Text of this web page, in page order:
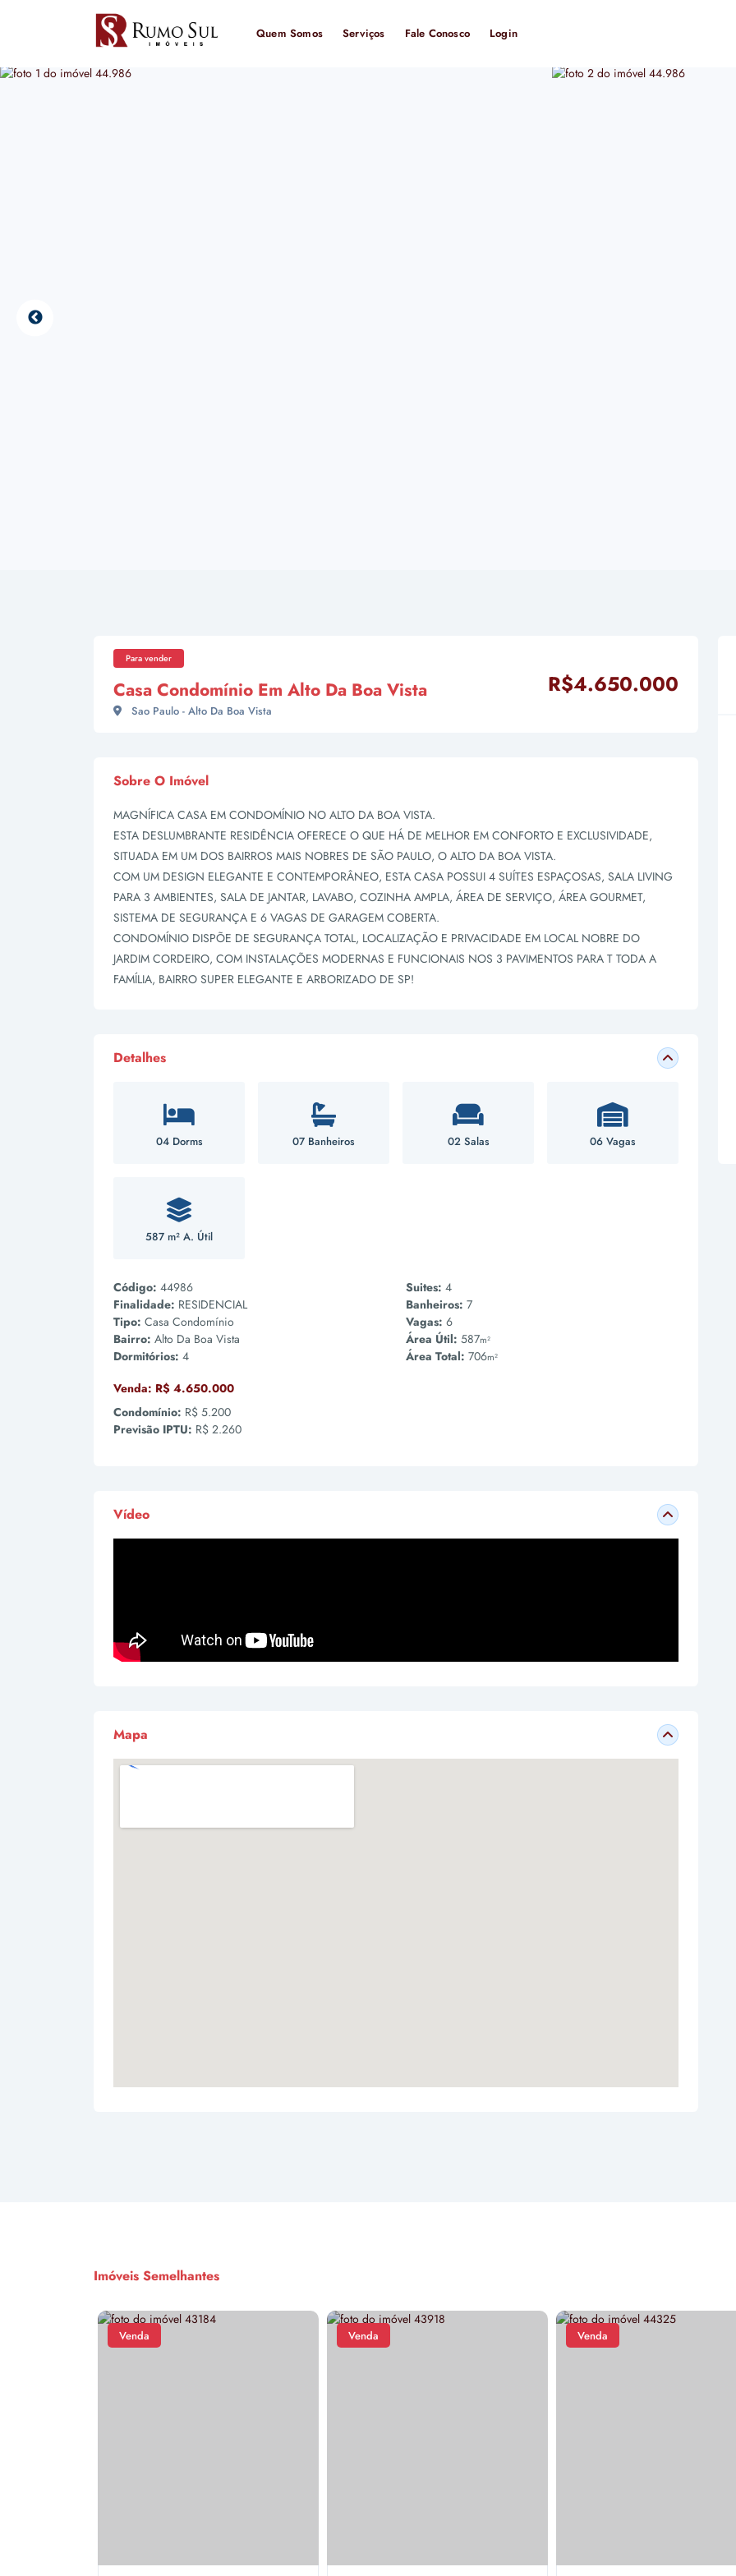
Quem Somos Serviços Fale Conosco Login
Para vender
Casa Condomínio Em Alto Da Boa Vista
Sao Paulo - Alto Da Boa Vista
R$4.650.000
Sobre O Imóvel
MAGNÍFICA CASA EM CONDOMÍNIO NO ALTO DA BOA VISTA.
ESTA DESLUMBRANTE RESIDÊNCIA OFERECE O QUE HÁ DE MELHOR EM CONFORTO E EXCLUSIVIDADE,
SITUADA EM UM DOS BAIRROS MAIS NOBRES DE SÃO PAULO, O ALTO DA BOA VISTA.
COM UM DESIGN ELEGANTE E CONTEMPORÂNEO, ESTA CASA POSSUI 4 SUÍTES ESPAÇOSAS, SALA LIVING
PARA 3 AMBIENTES, SALA DE JANTAR, LAVABO, COZINHA AMPLA, ÁREA DE SERVIÇO, ÁREA GOURMET,
SISTEMA DE SEGURANÇA E 6 VAGAS DE GARAGEM COBERTA.
CONDOMÍNIO DISPÕE DE SEGURANÇA TOTAL, LOCALIZAÇÃO E PRIVACIDADE EM LOCAL NOBRE DO
JARDIM CORDEIRO, COM INSTALAÇÕES MODERNAS E FUNCIONAIS NOS 3 PAVIMENTOS PARA T TODA A
FAMÍLIA, BAIRRO SUPER ELEGANTE E ARBORIZADO DE SP!
Detalhes
04 Dorms 07 Banheiros 02 Salas 06 Vagas
587 m² A. Útil
Código: 44986
Finalidade: RESIDENCIAL
Tipo: Casa Condomínio
Bairro: Alto Da Boa Vista
Dormitórios: 4
Suites: 4
Banheiros: 7
Vagas: 6
Área Útil: 587m²
Área Total: 706m²
Venda: R$ 4.650.000
Condomínio: R$ 5.200
Previsão IPTU: R$ 2.260
Vídeo
Mapa
Imóveis Semelhantes
Venda Venda Venda